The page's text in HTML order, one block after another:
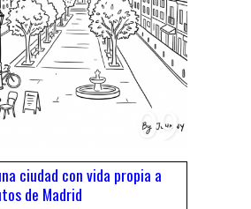
09
ciudad con vida propia a
de Madrid